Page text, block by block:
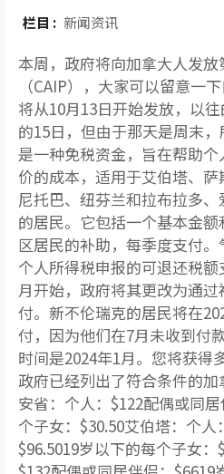
栏目 : 新闻资讯
本周，政府将向加拿大人发
（CAIP），大家可以留意一
将从10月13日开始发放，以
的15日，但由于那天是周末
是一种免税资金，旨在帮助
价的成本，适用于艾伯塔、
尼托巴、纽芬兰和拉布拉多
的居民。它包括一个基本金
区居民的补助，每季度支付
个人所得税申报的可退还税
月开始，政府将其更改为通
付。新不伦瑞克的居民将在
付，因为他们在7月未收到付
时间是2024年1月。您将获得
政府已经列出了符合条件的加
安省：个人：$122配偶或同
个子女：$30.50艾伯塔：个人
$96.5019岁以下的每个子女：